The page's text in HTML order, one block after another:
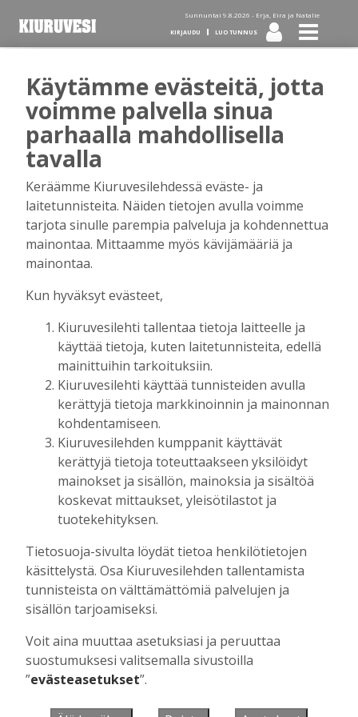
Sunnuntai 9.8.2026 - Erja, Eira ja Natalie
KIRJAUDU LUO TUNNUS
Tilaa Kiuruvesi-lehti diginä
tai kotiinkannettuna!
Kirjaudu
Sähköposti
Salasana
Muista minut
Unohtuiko salasana?
se tästä.
Käyntiosoite :
Kiuruvesi Lehti oy
Niemistenkatu 4
Kiuruvesi
Käytämme evästeitä, jotta
voimme palvella sinua
parhaalla mahdollisella
tavalla
Keräämme Kiuruvesilehdessä eväste- ja
laitetunnisteita. Näiden tietojen avulla voimme
tarjota sinulle parempia palveluja ja kohdennettua
mainontaa. Mittaamme myös kävijämääriä ja
mainontaa.
Kun hyväksyt evästeet,
Kiuruvesilehti tallentaa tietoja laitteelle ja
käyttää tietoja, kuten laitetunnisteita, edellä
mainittuihin tarkoituksiin.
Kiuruvesilehti käyttää tunnisteiden avulla
kerättyjä tietoja markkinoinnin ja mainonnan
kohdentamiseen.
Kiuruvesilehden kumppanit käyttävät
kerättyjä tietoja toteuttaakseen yksilöidyt
mainokset ja sisällön, mainoksia ja sisältöä
koskevat mittaukset, yleisötilastot ja
tuotekehityksen.
Tietosuoja-sivulta löydät tietoa henkilötietojen
käsittelystä. Osa Kiuruvesilehden tallentamista
tunnisteista on välttämättömiä palvelujen ja
sisällön tarjoamiseksi.
Voit aina muuttaa asetuksiasi ja peruuttaa
suostumuksesi valitsemalla sivustoilla
”evästeasetukset”.